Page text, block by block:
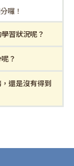
囉！
習狀況呢？
？
還是沒有得到